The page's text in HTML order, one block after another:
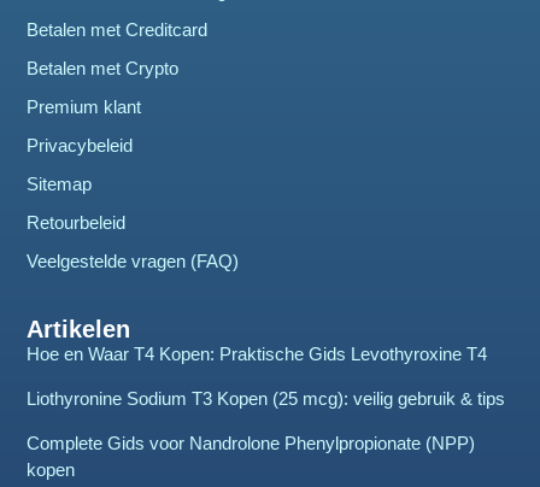
Betalen met Creditcard
Betalen met Crypto
Premium klant
Privacybeleid
Sitemap
Retourbeleid
Veelgestelde vragen (FAQ)
Artikelen
Hoe en Waar T4 Kopen: Praktische Gids Levothyroxine T4
Liothyronine Sodium T3 Kopen (25 mcg): veilig gebruik & tips
Complete Gids voor Nandrolone Phenylpropionate (NPP)
kopen